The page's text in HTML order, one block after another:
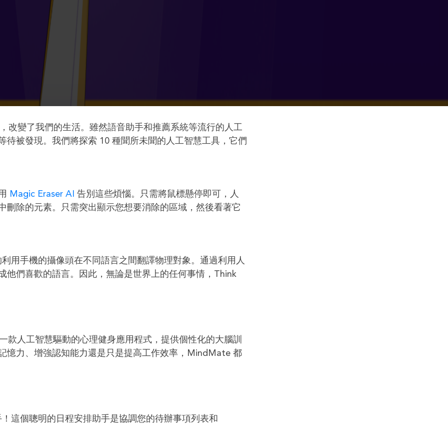
改變了我們的生活。雖然語音助手和推薦系統等流行的人工
待被發現。我們將探索 10 種聞所未聞的人工智慧工具，它們
Magic Eraser AI
告別這些煩惱。只需將鼠標懸停即可，人
刪除的元素。只需突出顯示您想要消除的區域，然後看著它
用手機的攝像頭在不同語言之間翻譯物理對象。通過利用人
他們喜歡的語言。因此，無論是世界上的任何事情，Think
款人工智慧驅動的心理健身應用程式，提供個性化的大腦訓
憶力、增強認知能力還是只是提高工作效率，MindMate 都
這個聰明的日程安排助手是協調您的待辦事項列表和